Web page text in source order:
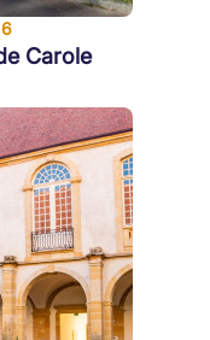
Carole